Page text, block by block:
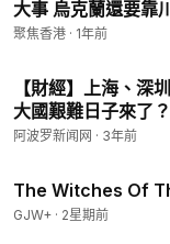
大事 烏克蘭還要靠
綁架失蹤【今日新聞
聚焦香港 · 1年前
【財經】上海、深
大國艱難日子來了
元！中國昔日高薪
羅網】
阿波罗新闻网 · 3年前
The Witches Of
GJW+ · 2星期前